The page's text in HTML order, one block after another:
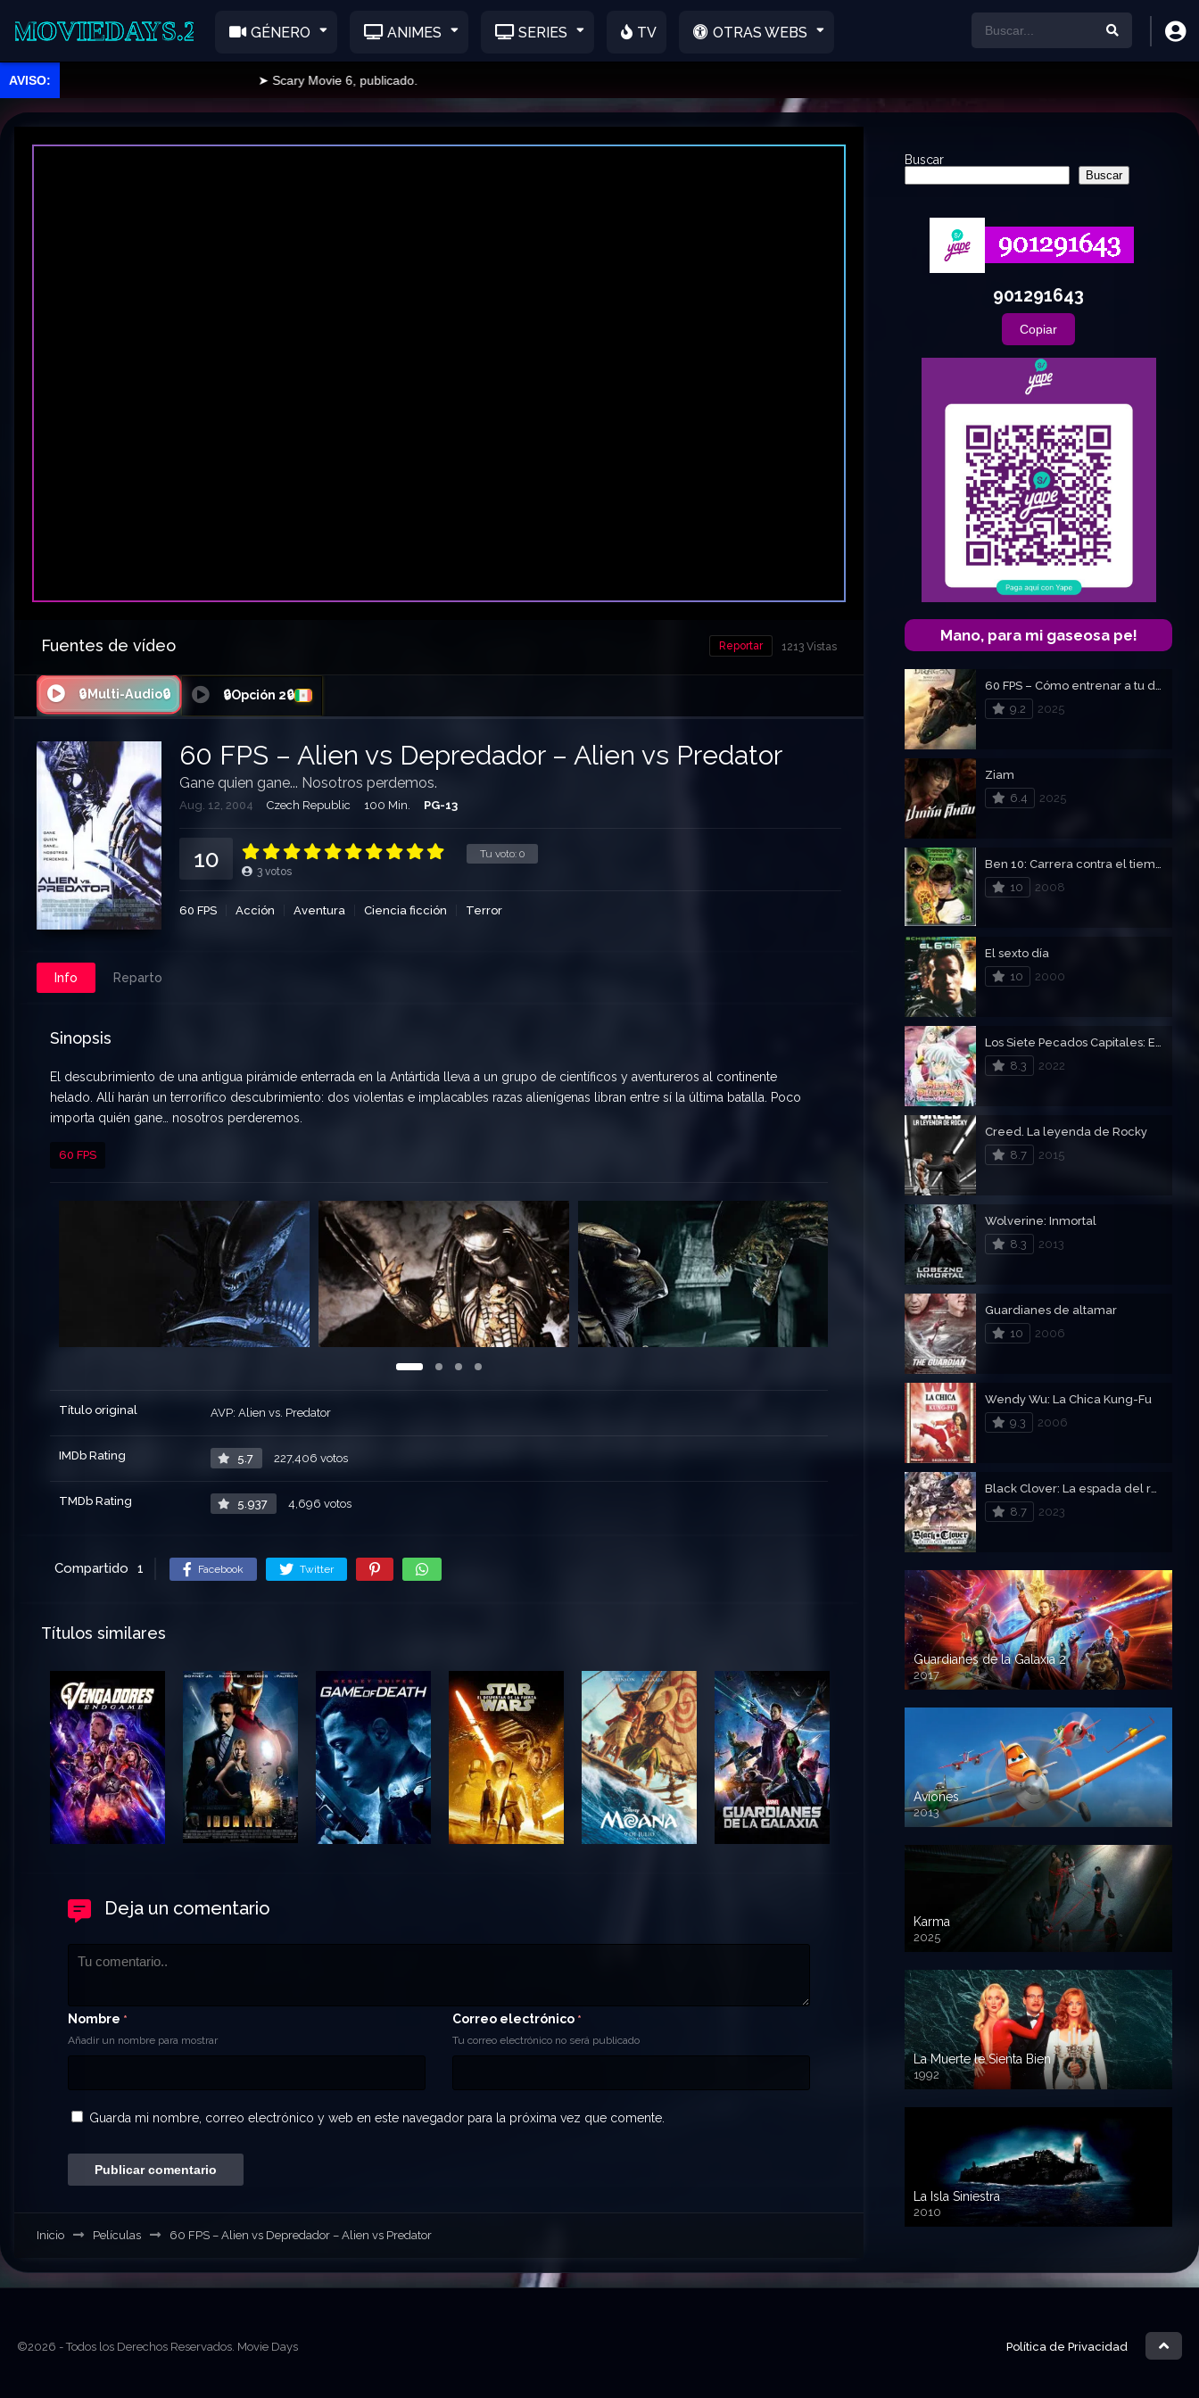
GÉNERO ANIMES SERIES TV OTRAS WEBS
➤ Scary Movie 6, publicado.
Fuentes de vídeo 1213 Vistas
Reportar
🔒Multi-Audio🔒 🔒Opción 2🔒
60 FPS – Alien vs Depredador – Alien vs Predator
Gane quien gane... Nosotros perdemos.
Aug. 12, 2004 Czech Republic 100 Min. PG-13
Tu voto: 0
10 3 votos
60 FPS Acción Aventura Ciencia ficción Terror
Info Reparto
Sinopsis
El descubrimiento de una antigua pirámide enterrada en la Antártida lleva a un grupo de científicos y aventureros al continente
helado. Allí harán un terrorífico descubrimiento: dos violentas e implacables razas alienígenas libran entre sí la última batalla. Poco
importa quién gane… nosotros perderemos.
60 FPS
Título original AVP: Alien vs. Predator
IMDb Rating 5.7 227,406 votos
TMDb Rating 5.937 4,696 votos
Compartido 1 Facebook Twitter
Títulos similares
Deja un comentario
Nombre *
Añadir un nombre para mostrar
Correo electrónico *
Tu correo electrónico no será publicado
Guarda mi nombre, correo electrónico y web en este navegador para la próxima vez que comente.
Inicio Películas 60 FPS – Alien vs Depredador – Alien vs Predator
Buscar
Buscar
901291643
Copiar
Mano, para mi gaseosa pe!
9.2
2025
Ziam
6.4
2025
10
2008
El sexto día
10
2000
8.3
2022
Creed. La leyenda de Rocky
8.7
2015
Wolverine: Inmortal
8.3
2013
Guardianes de altamar
10
2006
Wendy Wu: La Chica Kung-Fu
9.3
2006
8.7
2023
Guardianes de la Galaxia 2
2017
720p HD
Aviones
2013
720 HD
Karma
2025
La Muerte le Sienta Bien
1992
720p HD
La Isla Siniestra
2010
720p HD
©2026 - Todos los Derechos Reservados. Movie Days Política de Privacidad